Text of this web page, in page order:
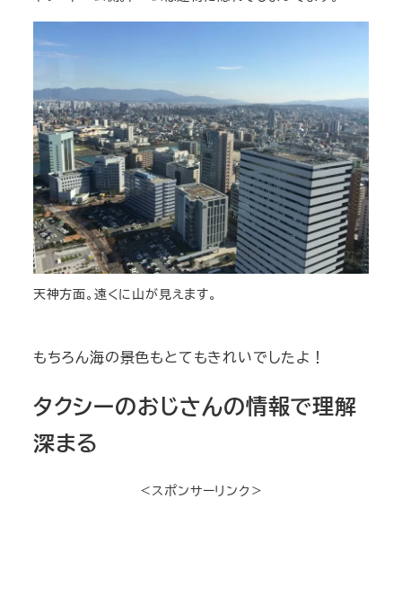
天神方面。遠くに山が見えます。
もちろん海の景色もとてもきれいでしたよ！
タクシーのおじさんの情報で理解
深まる
＜スポンサーリンク＞